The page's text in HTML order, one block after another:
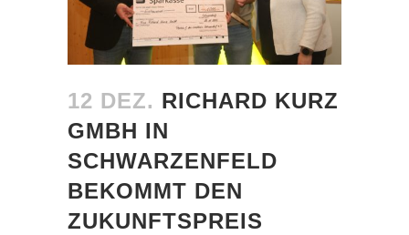
12 DEZ. RICHARD KURZ
GMBH IN
SCHWARZENFELD
BEKOMMT DEN
ZUKUNFTSPREIS